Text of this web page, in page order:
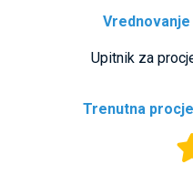
Upitnik za
Trenutna